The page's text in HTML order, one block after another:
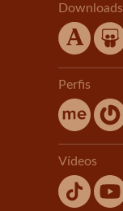
Downloads
Perfis
Vídeos